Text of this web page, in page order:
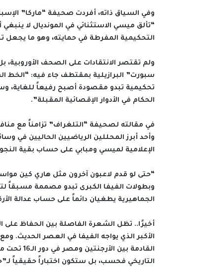
وفي السياق ذاته، أفردت صحيفة “ماركا”
“تألق ميسي الاستثنائي في المونديال لا
التحكيمية المفرطة في حمايته، وهو ما يجعل
ولم تقتصر الانتقادات على الصحف
سبورت” البرازيلية بمقتطف جاء فيه: “الخط
تحكيمية تبدو مقصودة أصبح رفيعاً للغاية،
الحكام في الأدوار الإقصائية المقبلة”.
في مقالته لصحيفة “التلغراف” تزامناً مع
وأحد أبرز المحللين الرياضيين الحاليين في
الإعلامية لميسي ومبابي على حساب بقية
“حتى لو قدم لاعبون آخرون مثل هاري كين مواسم
وبطولات الفيفا الكبرى تبدو مصممة مسبقاً
الجماهيرية يطغيان دائماً على حساب عدالة
أخيرًا.. تظل الشعرة الفاصلة بين الحفاظ على
الأكبر الذي يواجه الفيفا في العصر الحديث.
القادمة
التاريخي فحسب، بل ستكون اختباراً حقيقياً